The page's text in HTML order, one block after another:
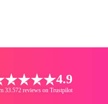
4.9
33.572 reviews on Trustpilot